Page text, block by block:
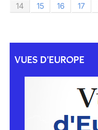
14
15 16 17
VUES D'EUROPE